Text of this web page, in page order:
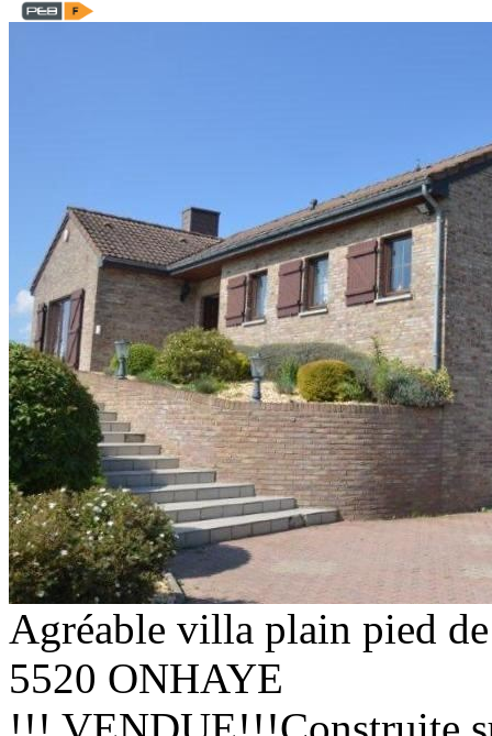
Agréable villa plain pied
5520 ONHAYE